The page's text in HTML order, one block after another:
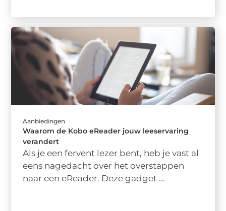
Aanbiedingen
Waarom de Kobo eReader jouw leeservaring
verandert
Als je een fervent lezer bent, heb je vast al
eens nagedacht over het overstappen
naar een eReader. Deze gadget ...